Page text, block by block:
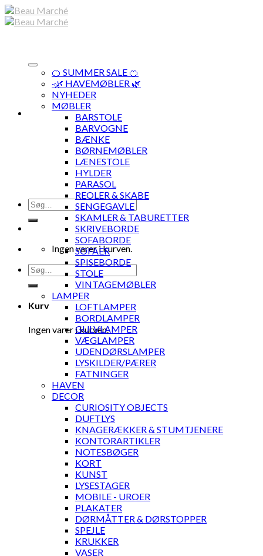
Skip
to
Søg
efter:
Ingen varer i kurven.
Søg
efter:
Kurv
Ingen varer i kurven.
🍊 SUMMER SALE 🍊
·🌿 HAVEMØBLER 🌿
NYHEDER
MØBLER
BARSTOLE
BARVOGNE
BÆNKE
BØRNEMØBLER
LÆNESTOLE
HYLDER
PARASOL
REOLER & SKABE
SENGEGAVLE
SKAMLER & TABURETTER
SKRIVEBORDE
SOFABORDE
SOFAER
SPISEBORDE
STOLE
VINTAGEMØBLER
LAMPER
LOFTLAMPER
BORDLAMPER
GULVLAMPER
VÆGLAMPER
UDENDØRSLAMPER
LYSKILDER/PÆRER
FATNINGER
HAVEN
DECOR
CURIOSITY OBJECTS
DUFTLYS
KNAGERÆKKER & STUMTJENERE
KONTORARTIKLER
NOTESBØGER
KORT
KUNST
LYSESTAGER
MOBILE - UROER
PLAKATER
DØRMÅTTER & DØRSTOPPER
SPEJLE
KRUKKER
VASER